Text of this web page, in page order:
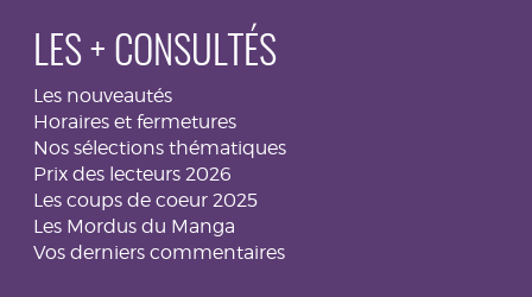
LES + CONSULTÉS
Les nouveautés
Horaires et fermetures
Nos sélections thématiques
Prix des lecteurs 2026
Les coups de coeur 2025
Les Mordus du Manga
Vos derniers commentaires